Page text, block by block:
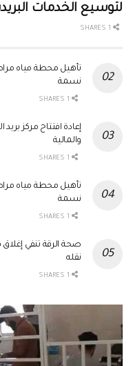
لتوسيع الخدمات
نسمة
إعادة افتتاح مركز
والمالية
نسمة
صحة الرقة تنفي
نقله